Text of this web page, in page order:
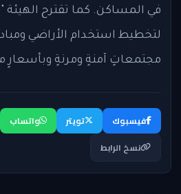
في المساكن. كما تقترح الهيئة
لتخطيط استخدام الأراضي
مجتمعاتٍ آمنةٍ ومرنةٍ وبأسعارٍ
فيسبوك تويتر واتساب
نسخ الرابط